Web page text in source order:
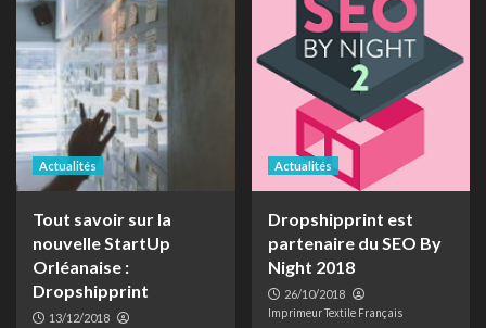
Actualités
Tout savoir sur la
nouvelle StartUp
Orléanaise :
Dropshipprint
13/12/2018
Actualités
Dropshipprint est
partenaire du SEO By
Night 2018
26/10/2018
Imprimeur Textile Français